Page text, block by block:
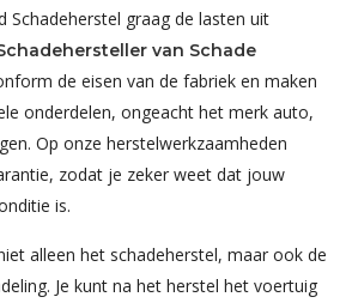
Schadeherstel graag de lasten uit
van Schade
de eisen van de fabriek en maken
onderdelen, ongeacht het merk auto,
Op onze herstelwerkzaamheden
zodat je zeker weet dat jouw
is.
alleen het schadeherstel, maar ook de
Je kunt na het herstel het voertuig